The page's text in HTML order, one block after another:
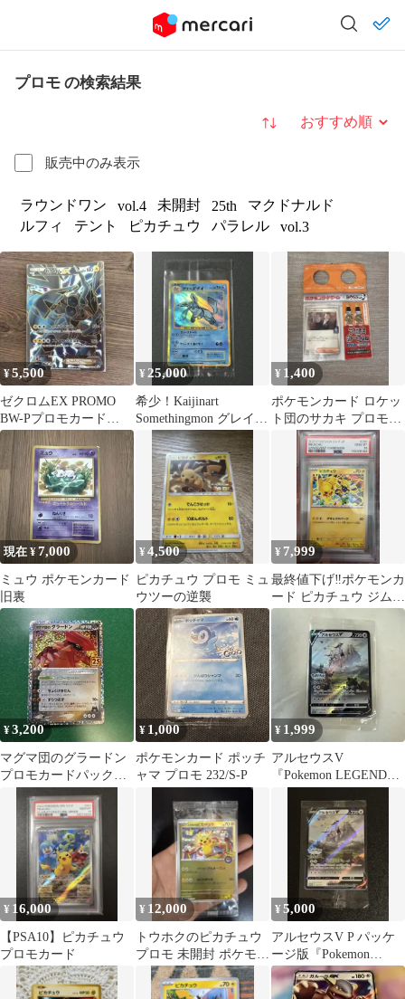
プロモ の検索結果
販売中のみ表示
並び替え
ラウンドワン vol.4 未開封 25th
マクドナルド
ルフィ
テント ピカチュウ パラレル vol.3
¥5,500
ゼクロムEX PROMO
BW-Pプロモカード
159/BW-P
¥ 25,000
希少！Kaijinart
Somethingmon グレイシ
ア風 プロモ
¥ 1,400
ポケモンカード ロケッ
ト団のサカキ プロモ
BOSSコラボ
現在 ¥7,000
ミュウ ポケモンカード
旧裏
¥4,500
ピカチュウ プロモ ミュ
ウツーの逆襲
¥ 7,999
最終値下げ‼️ポケモンカ
ード ピカチュウ ジムプ
ロモ (激闘スパー
ク)PSA10
¥3,200
マグマ団のグラードン
プロモカードパック
25th ANNIVERSARY
¥1,000
ポケモンカード ポッチ
ャマ プロモ 232/S-P
¥ 1,999
アルセウスV
『Pokemon LEGENDS
ード早期購入
¥ 16,000
【PSA10】ピカチュウ
プロモカード
¥ 12,000
トウホクのピカチュウ
プロモ 未開封 ポケモン
カード
¥5,000
アルセウスV P パッケ
ージ版『Pokemon
LEGENDS アルセウ
ス』早…